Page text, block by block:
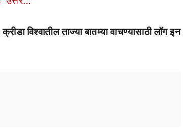
ताज्या बातम्या वाचण्यासाठी लॉग इन